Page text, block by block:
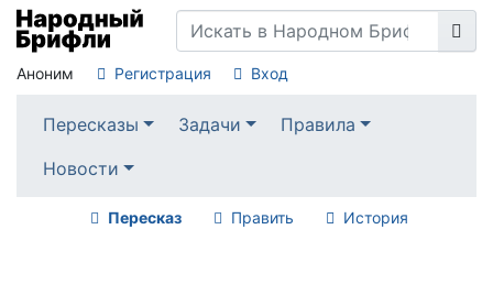
Аноним Регистрация Вход
Пересказы Задачи
Правила
Новости
Пересказ Править История